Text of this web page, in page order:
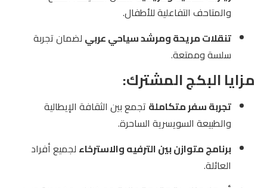
والمتاحف التفاعلية للأطفال.
تنقلات مريحة ومرشد سياحي عربي لضمان تجربة
سلسة وممتعة.
مزايا البكج المشترك:
تجربة سفر متكاملة تجمع بين الثقافة الإيطالية
والطبيعة السويسرية الساحرة.
برنامج متوازن بين الترفيه والاسترخاء لجميع أفراد
العائلة.